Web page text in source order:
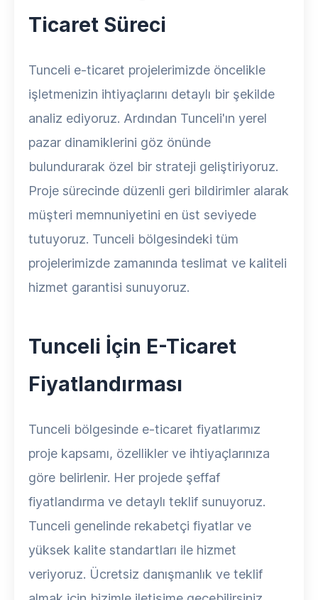
Ticaret Süreci
Tunceli e-ticaret projelerimizde öncelikle
işletmenizin ihtiyaçlarını detaylı bir şekilde
analiz ediyoruz. Ardından Tunceli'ın yerel
pazar dinamiklerini göz önünde
bulundurarak özel bir strateji geliştiriyoruz.
Proje sürecinde düzenli geri bildirimler alarak
müşteri memnuniyetini en üst seviyede
tutuyoruz. Tunceli bölgesindeki tüm
projelerimizde zamanında teslimat ve kaliteli
hizmet garantisi sunuyoruz.
Tunceli İçin E-Ticaret
Fiyatlandırması
Tunceli bölgesinde e-ticaret fiyatlarımız
proje kapsamı, özellikler ve ihtiyaçlarınıza
göre belirlenir. Her projede şeffaf
fiyatlandırma ve detaylı teklif sunuyoruz.
Tunceli genelinde rekabetçi fiyatlar ve
yüksek kalite standartları ile hizmet
veriyoruz. Ücretsiz danışmanlık ve teklif